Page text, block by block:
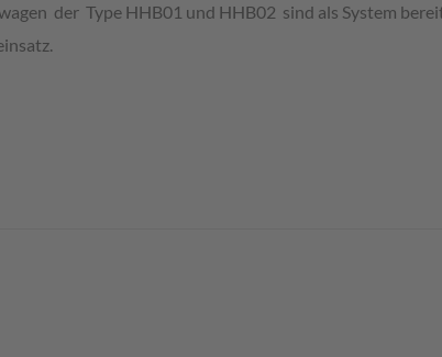
der Type HHB01 und HHB02 sind als System